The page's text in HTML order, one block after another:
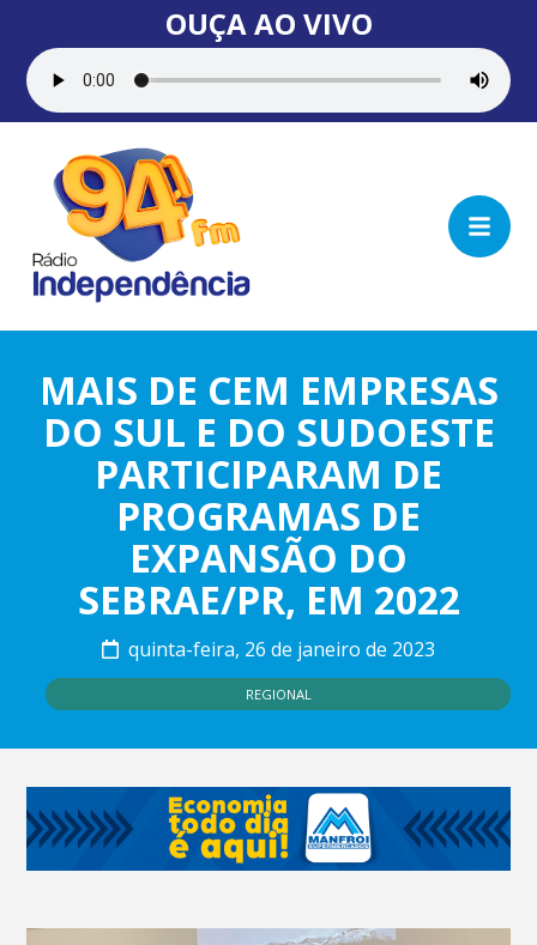
OUÇA AO VIVO
MAIS DE CEM EMPRESAS
DO SUL E DO SUDOESTE
PARTICIPARAM DE
PROGRAMAS DE
EXPANSÃO DO
SEBRAE/PR, EM 2022
quinta-feira, 26 de janeiro de 2023
REGIONAL